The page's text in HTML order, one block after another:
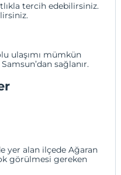
tercih edebilirsiniz.
ulaşımı mümkün
Samsun’dan sağlanır.
yer alan ilçede Ağaran
görülmesi gereken